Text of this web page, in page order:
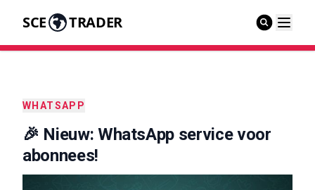
SCE TRADER
WHATSAPP
🎉 Nieuw: WhatsApp service voor
abonnees!